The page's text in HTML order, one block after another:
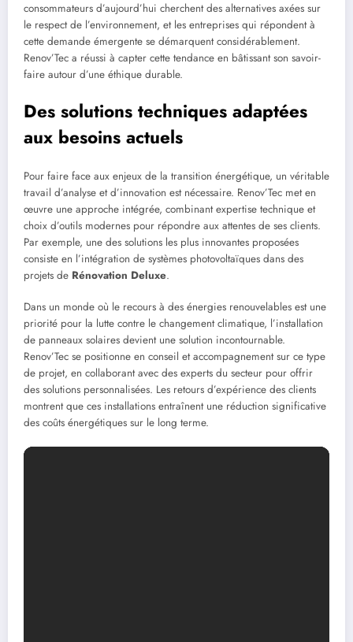
consommateurs d’aujourd’hui cherchent des alternatives axées sur
le respect de l’environnement, et les entreprises qui répondent à
cette demande émergente se démarquent considérablement.
Renov’Tec a réussi à capter cette tendance en bâtissant son savoir-
faire autour d’une éthique durable.
Des solutions techniques adaptées
aux besoins actuels
Pour faire face aux enjeux de la transition énergétique, un véritable
travail d’analyse et d’innovation est nécessaire. Renov’Tec met en
œuvre une approche intégrée, combinant expertise technique et
choix d’outils modernes pour répondre aux attentes de ses clients.
Par exemple, une des solutions les plus innovantes proposées
consiste en l’intégration de systèmes photovoltaïques dans des
projets de Rénovation Deluxe.
Dans un monde où le recours à des énergies renouvelables est une
priorité pour la lutte contre le changement climatique, l’installation
de panneaux solaires devient une solution incontournable.
Renov’Tec se positionne en conseil et accompagnement sur ce type
de projet, en collaborant avec des experts du secteur pour offrir
des solutions personnalisées. Les retours d’expérience des clients
montrent que ces installations entraînent une réduction significative
des coûts énergétiques sur le long terme.